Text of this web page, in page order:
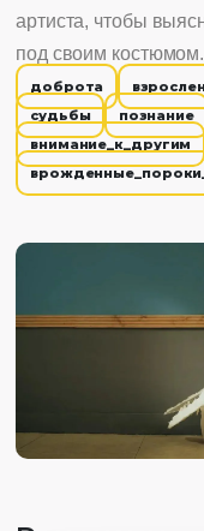
артиста, чтобы
под своим костюмом.
доброта
судьбы
познание
внимание_к_другим